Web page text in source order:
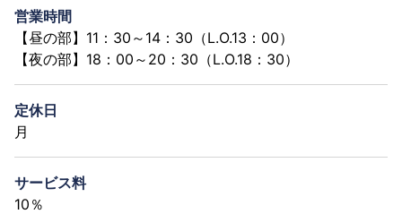
営業時間
【昼の部】11：30～14：30（L.O.13：00）
【夜の部】18：00～20：30（L.O.18：30）
定休日
月
サービス料
10％